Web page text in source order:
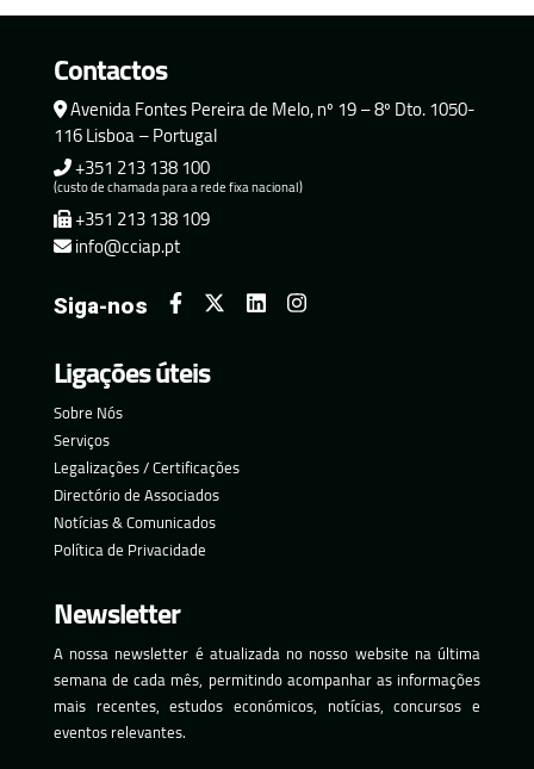
Contactos
Avenida Fontes Pereira de Melo, nº 19 – 8º Dto. 1050-
116 Lisboa – Portugal
+351 213 138 100
(custo de chamada para a rede fixa nacional)
+351 213 138 109
info@cciap.pt
Siga-nos
Ligações úteis
Sobre Nós
Serviços
Legalizações / Certificações
Directório de Associados
Notícias & Comunicados
Política de Privacidade
Newsletter
A nossa newsletter é atualizada no nosso website na última
semana de cada mês, permitindo acompanhar as informações
mais recentes, estudos económicos, notícias, concursos e
eventos relevantes.